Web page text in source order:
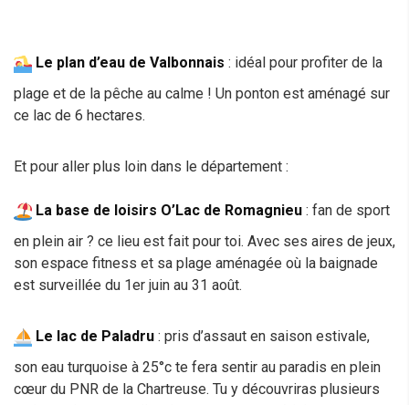
Le plan d’eau de Valbonnais : idéal pour profiter de la
plage et de la pêche au calme ! Un ponton est aménagé sur
ce lac de 6 hectares.
Et pour aller plus loin dans le département :
La base de loisirs O’Lac de Romagnieu : fan de sport
en plein air ? ce lieu est fait pour toi. Avec ses aires de jeux,
son espace fitness et sa plage aménagée où la baignade
est surveillée du 1er juin au 31 août.
Le lac de Paladru : pris d’assaut en saison estivale,
son eau turquoise à 25°c te fera sentir au paradis en plein
cœur du PNR de la Chartreuse. Tu y découvriras plusieurs